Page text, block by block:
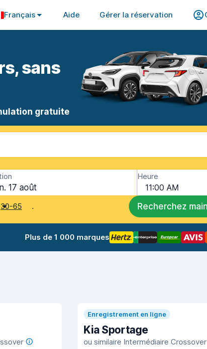
Français Aide Gérer la réservation
sans
gratuite
17 août
Heure
11:00 AM
30-65 . Recherchez
Plus de 1 000 marques
Enregistrement en ligne
Kia Sportage
ou similaire Intermédiaire Crossover